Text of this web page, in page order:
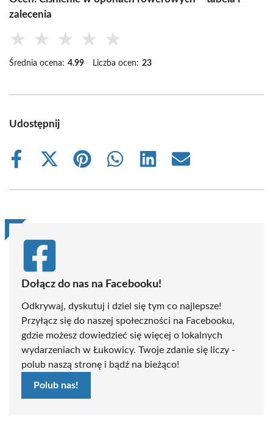
zalecenia
★ ★ ★ ★ ★
Średnia ocena: 4.99 Liczba ocen: 23
Udostępnij
Share
Share
(Twitter)
Share
Share
Share
Share
Dołącz do nas na Facebooku!
Odkrywaj, dyskutuj i dziel się tym co najlepsze!
Przyłącz się do naszej społeczności na Facebooku,
gdzie możesz dowiedzieć się więcej o lokalnych
wydarzeniach w Łukowicy. Twoje zdanie się liczy -
polub naszą stronę i bądź na bieżąco!
Polub nas!